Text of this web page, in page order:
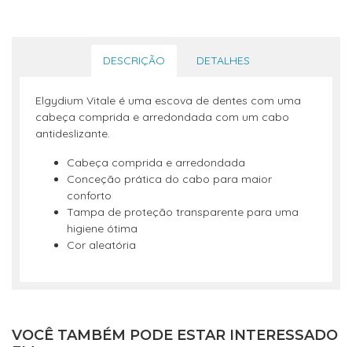
DESCRIÇÃO DETALHES
Elgydium Vitale é uma escova de dentes com uma
cabeça comprida e arredondada com um cabo
antideslizante.
Cabeça comprida e arredondada
Conceção prática do cabo para maior
conforto
Tampa de proteção transparente para uma
higiene ótima
Cor aleatória
VOCÊ TAMBÉM PODE ESTAR INTERESSADO